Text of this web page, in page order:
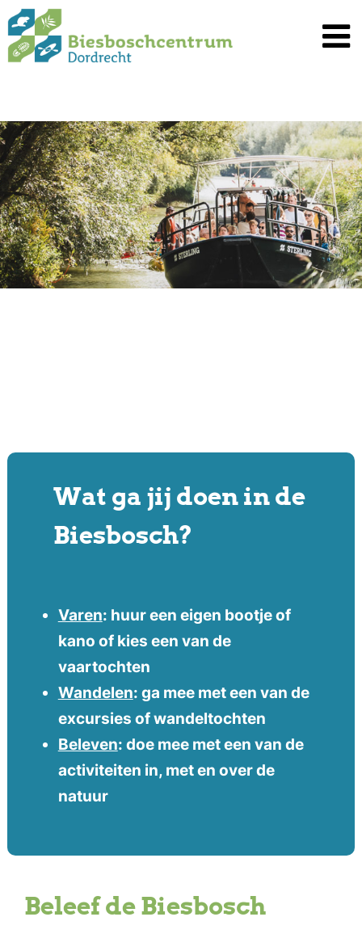
Spring
naar
inhoud
Wat ga jij doen in de
Biesbosch?
Varen: huur een eigen bootje of
kano of kies een van de
vaartochten
Wandelen: ga mee met een van de
excursies of wandeltochten
Beleven: doe mee met een van de
activiteiten in, met en over de
natuur
Beleef de Biesbosch